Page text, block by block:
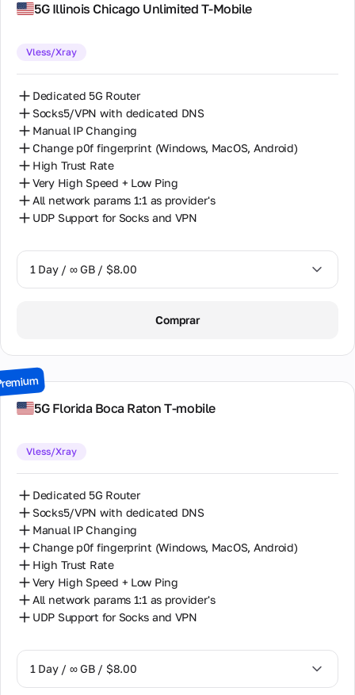
30 Days / ∞ GB / $162.00
5G Illinois Chiсago Unlimited T-Mobile
Vless/Xray
Dedicated 5G Router
Socks5/VPN with dedicated DNS
Manual IP Changing
Change p0f fingerprint (Windows, MacOS, Android)
High Trust Rate
Very High Speed + Low Ping
All network params 1:1 as provider's
UDP Support for Socks and VPN
1 Day / ∞ GB / $8.00
3 Days / ∞ GB / $21.00
30 Days / ∞ GB / $162.00
Comprar
5G Florida Boca Raton T-mobile
Vless/Xray
Dedicated 5G Router
Socks5/VPN with dedicated DNS
Manual IP Changing
Change p0f fingerprint (Windows, MacOS, Android)
High Trust Rate
Very High Speed + Low Ping
All network params 1:1 as provider's
UDP Support for Socks and VPN
1 Day / ∞ GB / $8.00